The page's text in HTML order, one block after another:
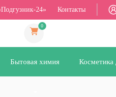
24» Контакты
0
Бытовая химия Косметика